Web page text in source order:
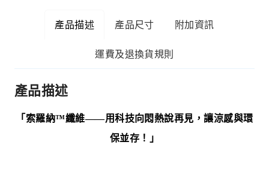
產品描述 產品尺寸 附加資訊
運費及退換貨規則
產品描述
「索羅納™纖維——用科技向悶熱說再見，讓涼感與環
保並存！」